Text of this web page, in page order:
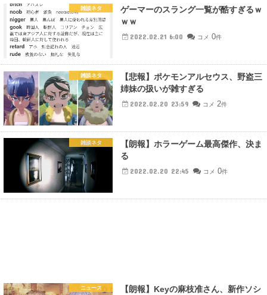
雑談ネタ
ゲーマーのスラング一覧が酷すぎるｗ
ｗｗ
2022.02.21 6:00 コメ 0件
雑談ネタ
【悲報】ポケモンアルセウス、野盗三
姉妹の扱いが雑すぎる
2022.02.20 23:59 コメ 2件
雑談ネタ
【朗報】ホラーゲーム最高傑作、決ま
る
2022.02.20 22:45 コメ 0件
ニュース
【朗報】Keyの麻枝准さん、新作ソシ